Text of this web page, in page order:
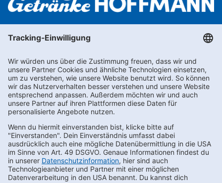
Newsletter abonnieren
Kontakt
FAQs
Karriere
Datenschutz